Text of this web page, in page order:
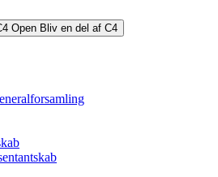
Open Bliv en del af C4